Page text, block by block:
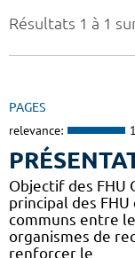
Résultats 1 à 1
PAGES
relevance:
Objectif des FHU
principal des
communs entre
organismes de
renforcer le